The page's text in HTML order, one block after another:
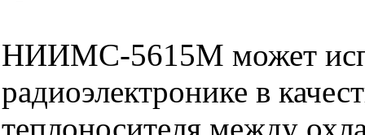
НИИМС-5615М может
радиоэлектронике в
теплоносителя между